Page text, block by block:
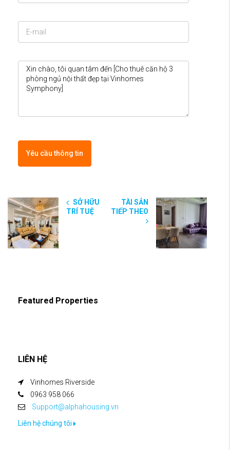
Yêu cầu thông tin
SỞ HỮU
TRÍ TUỆ
TÀI SẢN
TIẾP THEO
Featured Properties
LIÊN HỆ
Vinhomes Riverside
0963 958 066
Support@alphahousing.vn
Liên hệ chúng tôi